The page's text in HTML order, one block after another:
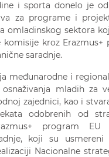
i sporta donelo je
za programe i
omladinskog sektora
komisije kroz Erazmus+
saradnje.
međunarodne i
mladih za
zajednici, kao i
odobrenih od
program
koji su
Nacionalne